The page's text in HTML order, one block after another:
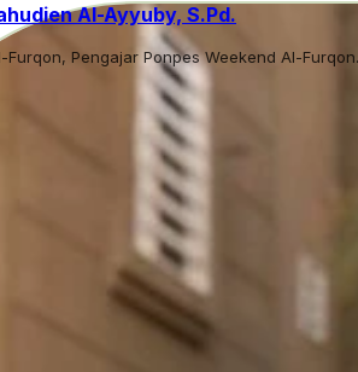
Al-Ayyuby, S.Pd.
Furqon, Pengajar Ponpes Weekend Al-